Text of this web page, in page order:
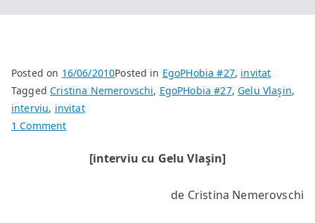
Posted on 16/06/2010Posted in EgoPHobia #27, invitat
TaggedCristina Nemerovschi, EgoPHobia #27,Gelu Vlaşin,
interviu, invitat
1 Commenton
[interviu cu Gelu Vlaşin]
de Cristina Nemerovschi